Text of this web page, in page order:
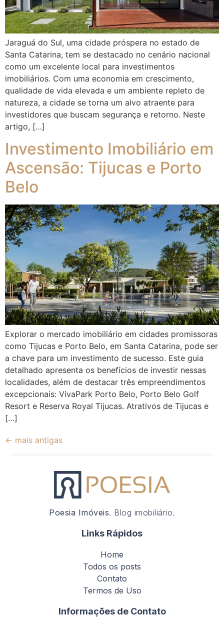
Jaraguá do Sul, uma cidade próspera no estado de
Santa Catarina, tem se destacado no cenário nacional
como um excelente local para investimentos
imobiliários. Com uma economia em crescimento,
qualidade de vida elevada e um ambiente repleto de
natureza, a cidade se torna um alvo atraente para
investidores que buscam segurança e retorno. Neste
artigo, […]
Investimento Imobiliário em
Ascensão: Tijucas e Porto
Belo
Explorar o mercado imobiliário em cidades promissoras
como Tijucas e Porto Belo, em Santa Catarina, pode ser
a chave para um investimento de sucesso. Este guia
detalhado apresenta os benefícios de investir nessas
localidades, além de destacar três empreendimentos
excepcionais: VivaPark Porto Belo, Porto Belo Golf
Resort e Reserva Royal Tijucas. Atrativos de Tijucas e
[…]
← mais antigas
Poesia Imóveis. Blog imobiliário.
Links Rápidos
Home
Todos os posts
Contato
Termos de Uso
Informações de Contato